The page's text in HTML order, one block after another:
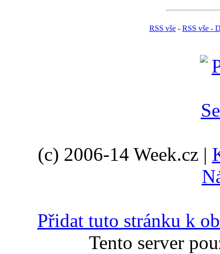
RSS vše - RSS vše -
(c) 2006-14 Week.cz |
Přidat tuto stránku k
Tento server